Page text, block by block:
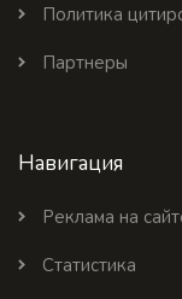
Политика
Партнеры
Навигация
Реклама на
Статистика